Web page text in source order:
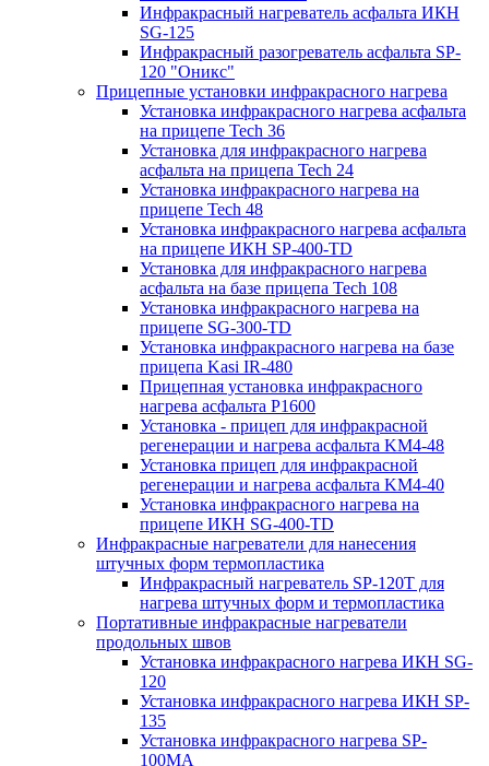
Инфракрасный нагреватель асфальта ИКН
SG-125
Инфракрасный разогреватель асфальта SP-
120 "Оникс"
Прицепные установки инфракрасного нагрева
Установка инфракрасного нагрева асфальта
на прицепе Tech 36
Установка для инфракрасного нагрева
асфальта на прицепа Tech 24
Установка инфракрасного нагрева на
прицепе Tech 48
Установка инфракрасного нагрева асфальта
на прицепе ИКН SP-400-TD
Установка для инфракрасного нагрева
асфальта на базе прицепа Tech 108
Установка инфракрасного нагрева на
прицепе SG-300-TD
Установка инфракрасного нагрева на базе
прицепа Kasi IR-480
Прицепная установка инфракрасного
нагрева асфальта P1600
Установка - прицеп для инфракрасной
регенерации и нагрева асфальта KM4-48
Установка прицеп для инфракрасной
регенерации и нагрева асфальта KM4-40
Установка инфракрасного нагрева на
прицепе ИКН SG-400-TD
Инфракрасные нагреватели для нанесения
штучных форм термопластика
Инфракрасный нагреватель SP-120T для
нагрева штучных форм и термопластика
Портативные инфракрасные нагреватели
продольных швов
Установка инфракрасного нагрева ИКН SG-
120
Установка инфракрасного нагрева ИКН SP-
135
Установка инфракрасного нагрева SP-
100МА